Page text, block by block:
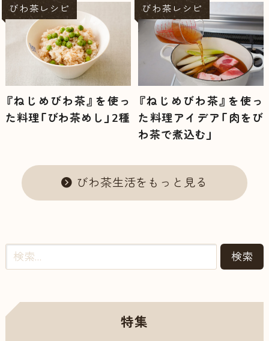
びわ茶レシピ
『ねじめびわ茶』を使っ
た料理「びわ茶めし」2種
びわ茶レシピ
『ねじめびわ茶』を使っ
た料理アイデア「肉をび
わ茶で煮込む」
びわ茶生活をもっと見る
特集